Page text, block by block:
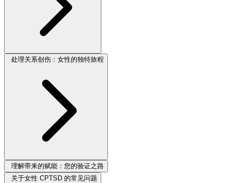
处理关系创伤：女性的独特旅程
理解带来的赋能：您的验证之路
关于女性 CPTSD 的常见问题